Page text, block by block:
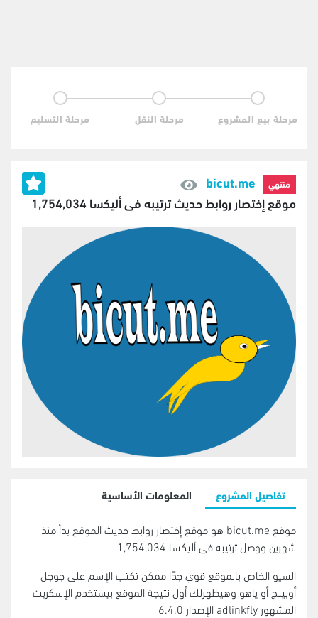
مرحلة بيع المشروع مرحلة النقل مرحلة التسليم
منتهي
bicut.me
موقع إختصار روابط حديث ترتيبه فى أليكسا 1,754,034
تفاصيل المشروع المعلومات الأساسية
موقع bicut.me هو موقع إختصار روابط حديث الموقع بدأ منذ
شهرين ووصل ترتيبه فى أليكسا 1,754,034
السيو الخاص بالموقع قوي جدًا ممكن تكتب الإسم على جوجل
أوبينج أو ياهو وهيظهرلك أول نتيجة الموقع بيستخدم الإسكربت
المشهور adlinkfly الإصدار 6.4.0